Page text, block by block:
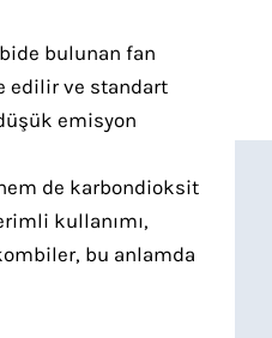
bulunan fan
edilir ve standart
emisyon
de karbondioksit
kullanımı,
bu anlamda